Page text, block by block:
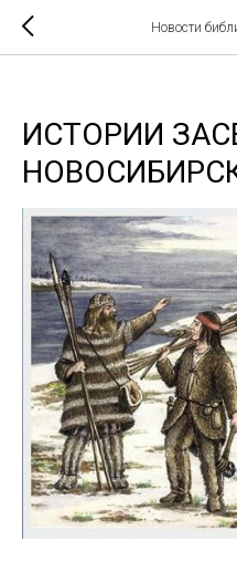
Новости
ИСТОРИИ